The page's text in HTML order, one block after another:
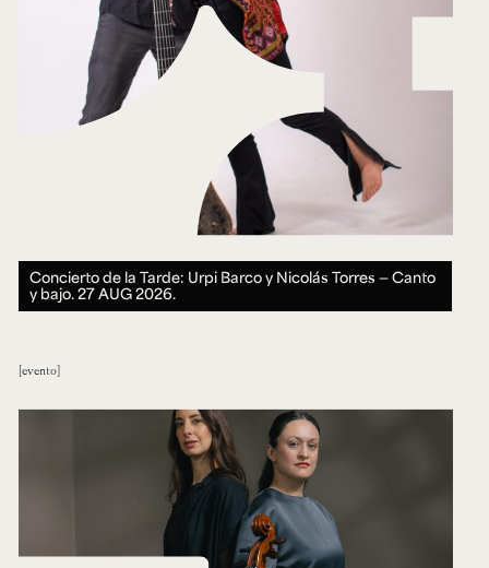
Concierto de la Tarde: Urpi Barco y Nicolás Torres — Canto
y bajo.27 AUG 2026.
evento